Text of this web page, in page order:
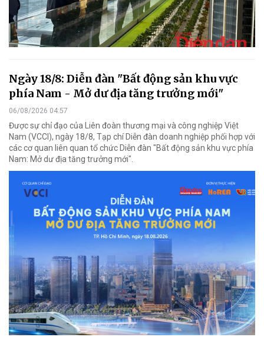
Ngày 18/8: Diễn đàn "Bất động sản khu vực
phía Nam - Mở dư địa tăng trưởng mới"
06/08/2026 04:57
Được sự chỉ đạo của Liên đoàn thương mại và công nghiệp Việt
Nam (VCCI), ngày 18/8, Tạp chí Diễn đàn doanh nghiệp phối hợp với
các cơ quan liên quan tổ chức Diễn đàn "Bất động sản khu vực phía
Nam: Mở dư địa tăng trưởng mới".